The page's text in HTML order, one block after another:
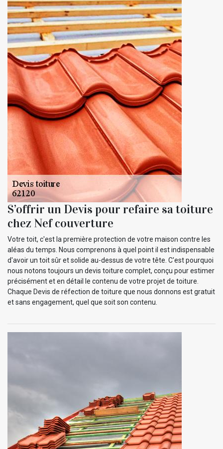
S’offrir un Devis pour refaire sa toiture
chez Nef couverture
Votre toit, c'est la première protection de votre maison contre les
aléas du temps. Nous comprenons à quel point il est indispensable
d'avoir un toit sûr et solide au-dessus de votre tête. C'est pourquoi
nous notons toujours un devis toiture complet, conçu pour estimer
précisément et en détail le contenu de votre projet de toiture.
Chaque Devis de réfection de toiture que nous donnons est gratuit
et sans engagement, quel que soit son contenu.